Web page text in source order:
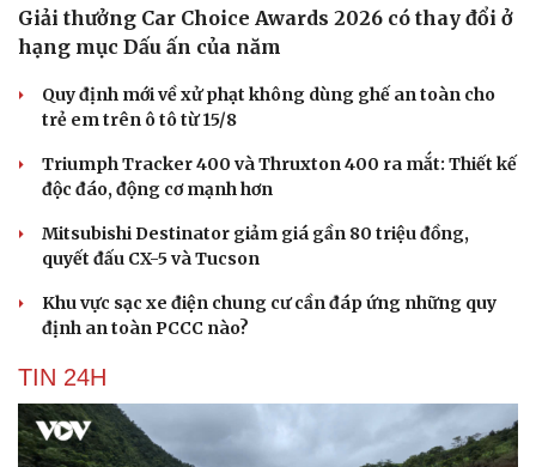
Du lịch
Tư vấn
Podcast
Câu chuyện thời sự
Giải thưởng Car Choice Awards 2026 có thay đổi ở
hạng mục Dấu ấn của năm
Quy định mới về xử phạt không dùng ghế an toàn cho
trẻ em trên ô tô từ 15/8
Triumph Tracker 400 và Thruxton 400 ra mắt: Thiết kế
độc đáo, động cơ mạnh hơn
Mitsubishi Destinator giảm giá gần 80 triệu đồng,
quyết đấu CX-5 và Tucson
Khu vực sạc xe điện chung cư cần đáp ứng những quy
định an toàn PCCC nào?
TIN 24H